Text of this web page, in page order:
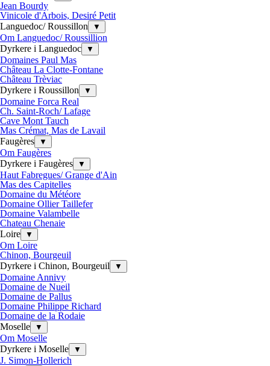
Jean Bourdy
Vinicole d'Arbois, Desiré Petit
Languedoc/ Roussillon
▼
Om Languedoc/ Roussillion
Dyrkere i Languedoc
▼
Domaines Paul Mas
Château La Clotte-Fontane
Château Trèviac
Dyrkere i Roussillon
▼
Domaine Forca Real
Ch. Saint-Roch/ Lafage
Cave Mont Tauch
Mas Crémat, Mas de Lavail
Faugères
▼
Om Faugères
Dyrkere i Faugères
▼
Haut Fabregues/ Grange d'Ain
Mas des Capitelles
Domaine du Météore
Domaine Ollier Taillefer
Domaine Valambelle
Chateau Chenaie
Loire
▼
Om Loire
Chinon, Bourgeuil
Dyrkere i Chinon, Bourgeuil
▼
Domaine Annivy
Domaine de Nueil
Domaine de Pallus
Domaine Philippe Richard
Domaine de la Rodaie
Moselle
▼
Om Moselle
Dyrkere i Moselle
▼
J. Simon-Hollerich